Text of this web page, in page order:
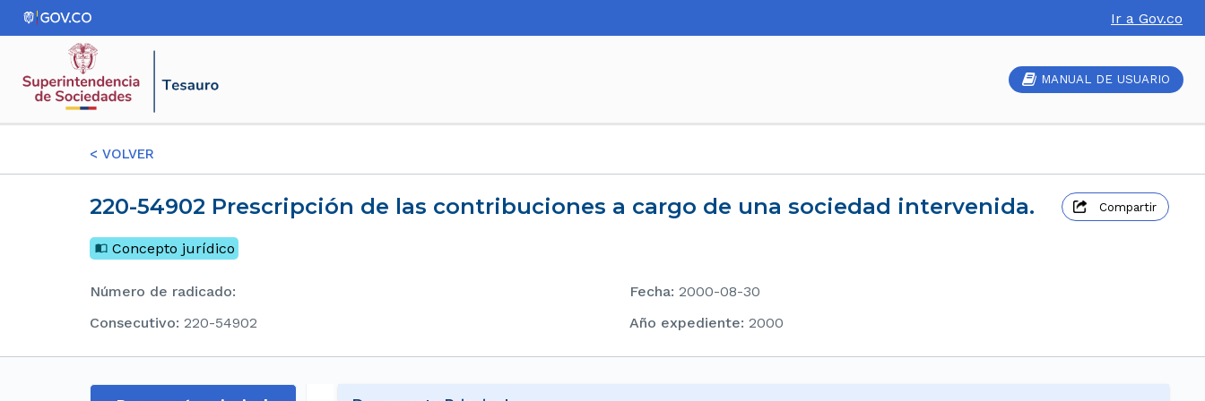
Ir a Gov.co
MANUAL DE USUARIO
< VOLVER
220-54902 Prescripción de las contribuciones a cargo de una sociedad intervenida. Compartir
Concepto jurídico
Número de radicado: Fecha: 2000-08-30
consecutivo: 220-54902 Año expediente: 2000